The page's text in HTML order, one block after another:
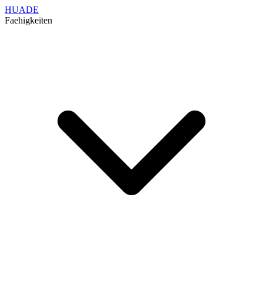
HUADE
Faehigkeiten